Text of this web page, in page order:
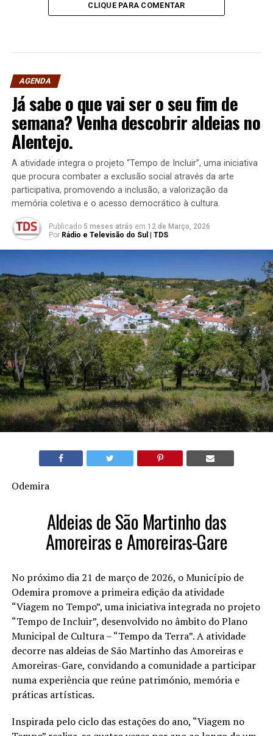
CLIQUE PARA COMENTAR
AGENDA
Já sabe o que vai ser o seu fim de
semana? Venha descobrir aldeias no
Alentejo.
A atividade integra o projeto “Tempo de Incluir”, uma iniciativa
que procura combater a exclusão social através da arte
participativa, promovendo a inclusão, a valorização da
memória coletiva e o acesso democrático à cultura.
Publicado 5 meses atrás em 12 de Março, 2026
Por Rádio e Televisão do Sul | TDS
Odemira
Aldeias de São Martinho das
Amoreiras e Amoreiras-Gare
No próximo dia 21 de março de 2026, o Município de
Odemira promove a primeira edição da atividade
“Viagem no Tempo”, uma iniciativa integrada no projeto
“Tempo de Incluir”, desenvolvido no âmbito do Plano
Municipal de Cultura – “Tempo da Terra”. A atividade
decorre nas aldeias de São Martinho das Amoreiras e
Amoreiras-Gare, convidando a comunidade a participar
numa experiência que reúne património, memória e
práticas artísticas.
Inspirada pelo ciclo das estações do ano, “Viagem no